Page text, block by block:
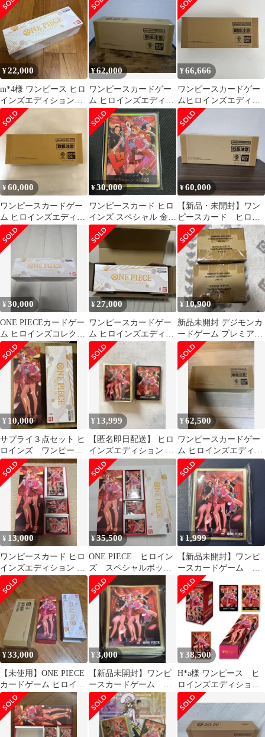
新品未開封
¥22,000
m*4様 ワンピース ヒロ
インズエディションス
ペシャルセット
¥62,000
ワンピースカードゲー
ム ヒロインズエディシ
ョン スペシャルセット
商品説明必読
¥66,666
ワンピースカードゲー
ムヒロインズエディシ
ョン スペシャルセット
¥60,000
ワンピースカードゲー
ム ヒロインズエディシ
ョン スペシャルセット
¥30,000
ワンピースカード ヒロ
インズ スペシャル 金ド
ン 1枚
¥60,000
【新品・未開封】ワン
ピースカード ヒロイ
ンズエディションスペ
シャルセット
¥30,000
ONE PIECEカードゲー
ム ヒロインズコレクシ
ョン スペシャルセッ
ト
¥27,000
ワンピースカードゲー
ム ヒロインズエディシ
ョン スペシャルセッ
ト
¥10,900
新品未開封 デジモンカ
ードゲーム プレミアム
ヒロインズ 2セット
¥ 10,000
サプライ３点セット ヒ
ロインズ ワンピース
カード
¥ 13,999
【匿名即日配送】 ヒロ
インズエディション ド
ンカード スリーブ ワン
ピースカード
¥62,500
ワンピースカードゲー
ム ヒロインズエディシ
ョン スペシャルセット
¥ 13,000
ワンピースカード ヒロ
インズエディション ス
ペシャルセット
¥35,500
ONE PIECE ヒロイン
ズ スペシャルボック
ス
¥1,999
【新品未開封】ワンピ
ースカードゲーム ヒ
ロインズスペシャルセ
ット スリーブのみ
¥33,000
【未使用】ONE PIECE
カードゲーム ヒロイン
ズスペシャルセット
¥3,000
【新品未開封】ワンピ
ースカードゲーム ヒ
ロインズスペシャルセ
ット スリーブのみ
¥ 38,500
H*a様 ワンピース ヒ
ロインズエディショ
ン スペシャルBOX 未
開封品